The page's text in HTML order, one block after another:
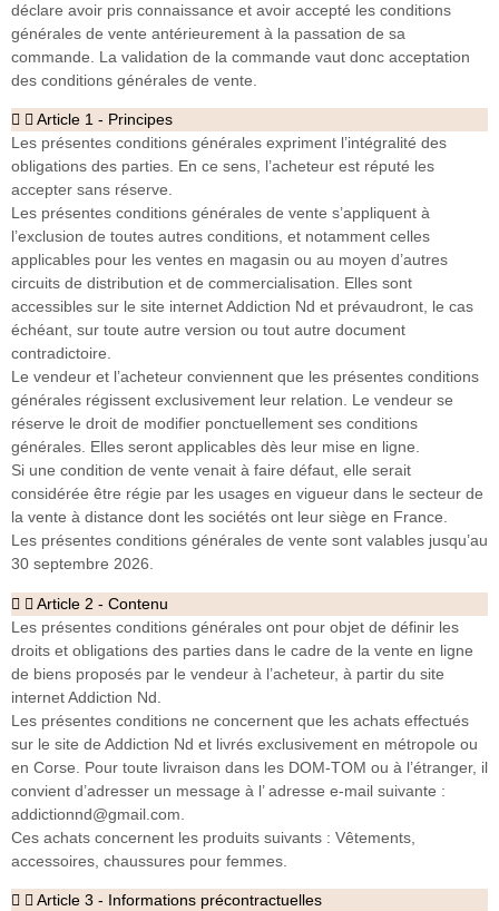
déclare avoir pris connaissance et avoir accepté les conditions
générales de vente antérieurement à la passation de sa
commande. La validation de la commande vaut donc acceptation
des conditions générales de vente.
Article 1 - Principes
Les présentes conditions générales expriment l’intégralité des
obligations des parties. En ce sens, l’acheteur est réputé les
accepter sans réserve.
Les présentes conditions générales de vente s’appliquent à
l’exclusion de toutes autres conditions, et notamment celles
applicables pour les ventes en magasin ou au moyen d’autres
circuits de distribution et de commercialisation. Elles sont
accessibles sur le site internet Addiction Nd et prévaudront, le cas
échéant, sur toute autre version ou tout autre document
contradictoire.
Le vendeur et l’acheteur conviennent que les présentes conditions
générales régissent exclusivement leur relation. Le vendeur se
réserve le droit de modifier ponctuellement ses conditions
générales. Elles seront applicables dès leur mise en ligne.
Si une condition de vente venait à faire défaut, elle serait
considérée être régie par les usages en vigueur dans le secteur de
la vente à distance dont les sociétés ont leur siège en France.
Les présentes conditions générales de vente sont valables jusqu’au
30 septembre 2026.
Article 2 - Contenu
Les présentes conditions générales ont pour objet de définir les
droits et obligations des parties dans le cadre de la vente en ligne
de biens proposés par le vendeur à l’acheteur, à partir du site
internet Addiction Nd.
Les présentes conditions ne concernent que les achats effectués
sur le site de Addiction Nd et livrés exclusivement en métropole ou
en Corse. Pour toute livraison dans les DOM-TOM ou à l’étranger, il
convient d’adresser un message à l’ adresse e-mail suivante :
addictionnd@gmail.com.
Ces achats concernent les produits suivants : Vêtements,
accessoires, chaussures pour femmes.
Article 3 - Informations précontractuelles